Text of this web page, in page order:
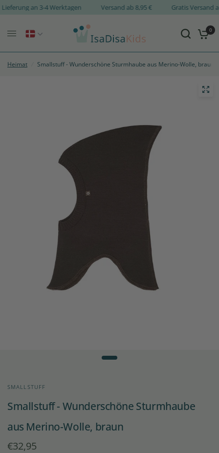
Lieferung an 3-4 Werktagen Versand ab 8,95 € Gratis
0
Heimat Smallstuff - Wunderschöne Sturmhaube aus Merino-Wolle, braun
SMALLSTUFF
Smallstuff - Wunderschöne Sturmhaube
aus Merino-Wolle, braun
€32,95